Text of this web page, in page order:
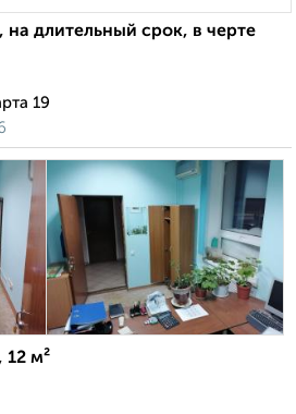
длительный срок, в черте
19
м²